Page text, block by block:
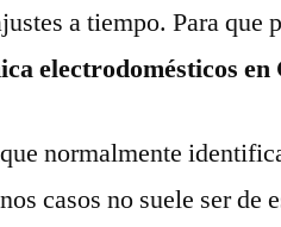
a tiempo. Para que
electrodomésticos
normalmente
casos no suele ser de